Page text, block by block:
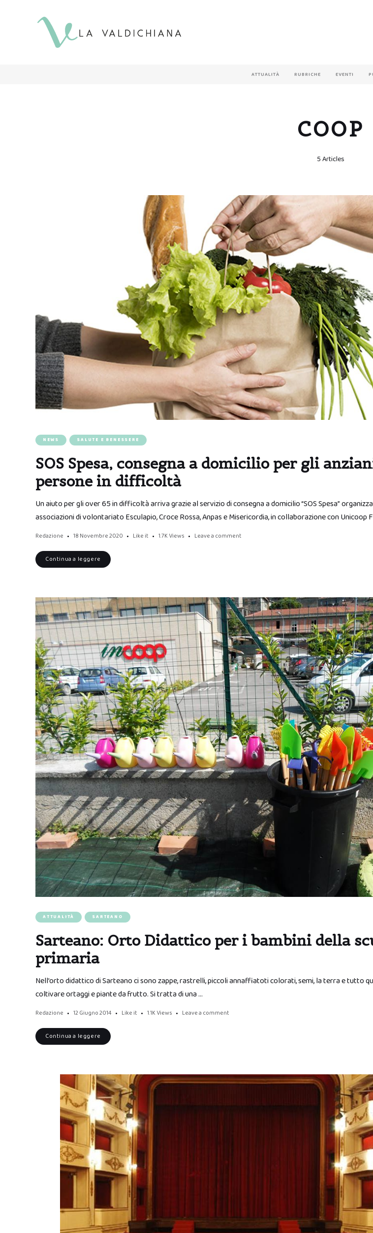
ATTUALITÀ RUBRICHE EVENTI
COOP
5 Articles
NEWS SALUTE E BENESSERE
SOS Spesa, consegna a domicilio per gli
persone in difficoltà
Un aiuto per gli over 65 in difficoltà arriva grazie al servizio di consegna a domicilio “SOS Spesa”
associazioni di volontariato Esculapio, Croce Rossa, Anpas e Misericordia, in collaborazione con Unicoop
Redazione 18 Novembre 2020 Like it 1.7K Views Leave a comment
Continua a leggere
ATTUALITÀ SARTEANO
Sarteano: Orto Didattico per i bambini della
primaria
Nell’orto didattico di Sarteano ci sono zappe, rastrelli, piccoli annaffiatoti colorati, semi, la terra e tutto
coltivare ortaggi e piante da frutto. Si tratta di una …
Redazione 12 Giugno 2014 Like it 1.1K Views Leave a comment
Continua a leggere